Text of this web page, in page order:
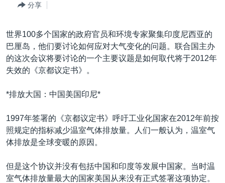
跳
转
跳
检
索
港澳
最新国际新闻
印太
欧洲
非洲
美洲
分类新闻
经济·金融·贸易
科教·文娱·体健
军事
劳工
美中关系
白宫要闻
国会报道
美中关系
埃博拉疫情
VOA视频
VOA今日焦点
中文广播
关注我们
分享
世界100多个国家的政府官员和环境专家聚集印度尼西亚的
巴厘岛，他们要讨论如何应对大气变化的问题。联合国主办
的这次会议将要讨论的一个主要议题是如何取代将于2012年
失效的《京都议定书》。
*排放大国：中国美国印尼*
1997年签署的《京都议定书》呼吁工业化国家在2012年前按
照规定的指标减少温室气体排放量。人们一般认为，温室气
体排放是全球变暖的原因。
但是这个协议并没有包括中国和印度等发展中国家。当时温
室气体排放量最大的国家美国从来没有正式签署这项协定。